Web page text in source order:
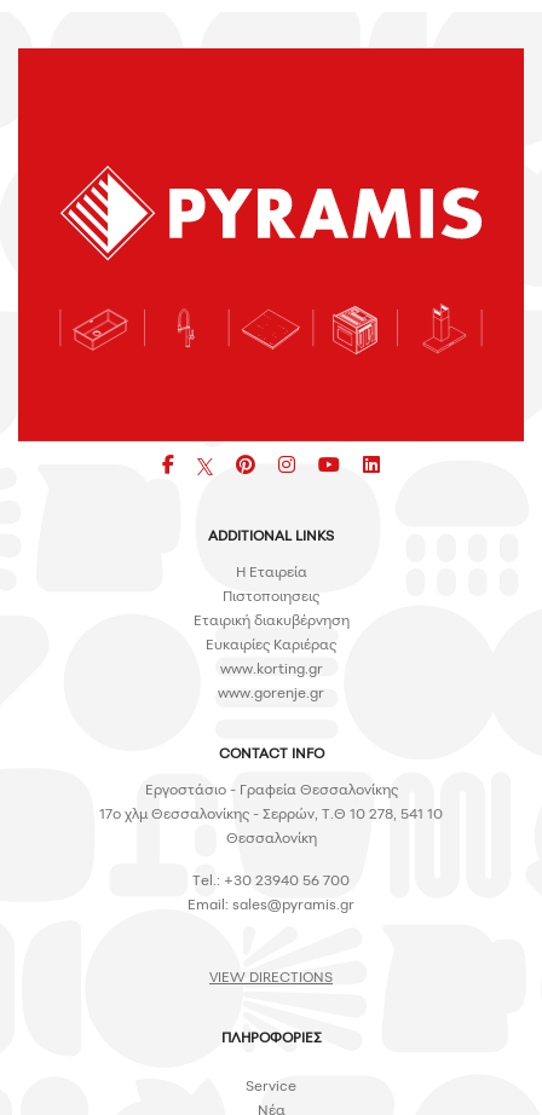
Facebookpinterest
iconiconicon
ADDITIONAL LINKS
H Εταιρεία
Πιστοποιησεις
Εταιρική διακυβέρνηση
Ευκαιρίες Καριέρας
www.korting.gr
www.gorenje.gr
CONTACT INFO
Εργοστάσιο - Γραφεία Θεσσαλονίκης
17ο χλμ Θεσσαλονίκης - Σερρών, Τ.Θ 10 278, 541 10
Θεσσαλονίκη
Tel.: +30 23940 56 700
Email: sales@pyramis.gr
VIEW DIRECTIONS
ΠΛΗΡΟΦΟΡΙΕΣ
Service
Νέα